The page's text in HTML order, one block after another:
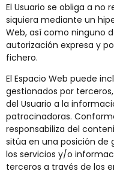
El Usuario se obliga a no
siquiera mediante un
Web, así como ninguno
autorización expresa y
fichero.
El Espacio Web puede
gestionados por
del Usuario a la
patrocinadoras.
responsabiliza del
sitúa en una posición
los servicios y/o
terceros a través de los